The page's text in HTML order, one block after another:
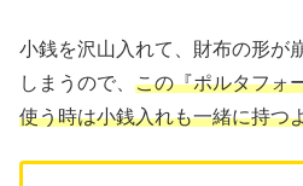
小銭を沢山入れて、財布の形が
しまうので、 この『ポルタフォ
使う時は小銭入れも一緒に持つ